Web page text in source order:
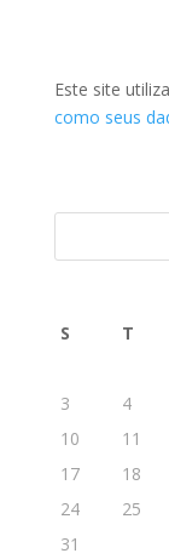
Este site
como seus
S T
3
4
10
11
17
18
24
25
31